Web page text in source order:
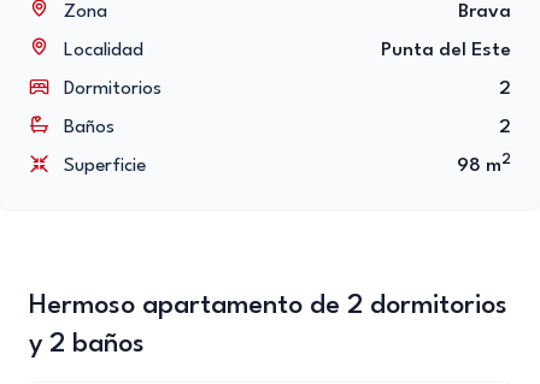
Zona
Brava
Localidad
Punta del Este
Dormitorios
2
Baños
2
Superficie
98 m2
Hermoso apartamento de 2 dormitorios
y 2 baños